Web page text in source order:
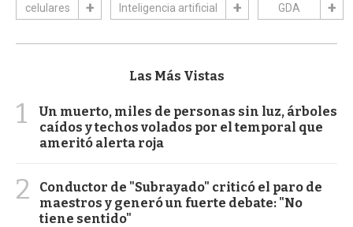
celulares Inteligencia artificial GDA
Las Más Vistas
1
Un muerto, miles de personas sin luz, árboles
caídos y techos volados por el temporal que
ameritó alerta roja
2
Conductor de "Subrayado" criticó el paro de
maestros y generó un fuerte debate: "No
tiene sentido"